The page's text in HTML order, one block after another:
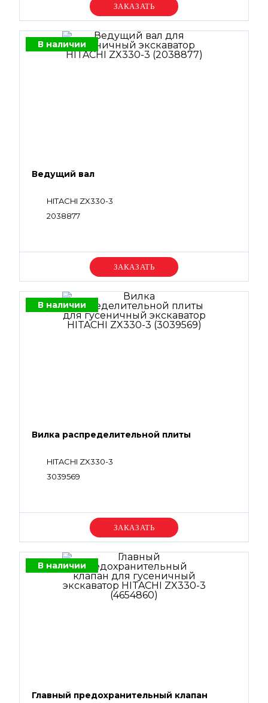
Уточняйте цену
В наличии
Ведущий вал
HITACHI ZX330-3
2038877
Уточняйте цену
В наличии
Вилка распределительной плиты
HITACHI ZX330-3
3039569
Уточняйте цену
В наличии
Главный предохранительный клапан